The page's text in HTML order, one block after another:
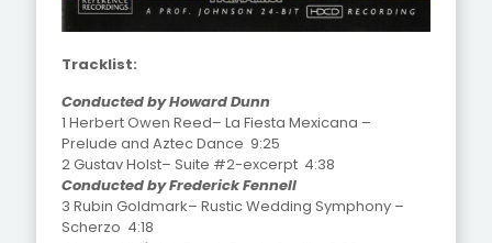
Tracklist:
Conducted by Howard Dunn
1 Herbert Owen Reed– La Fiesta Mexicana –
Prelude and Aztec Dance 9:25
2 Gustav Holst– Suite #2-excerpt 4:38
Conducted by Frederick Fennell
3 Rubin Goldmark– Rustic Wedding Symphony –
Scherzo 4:18